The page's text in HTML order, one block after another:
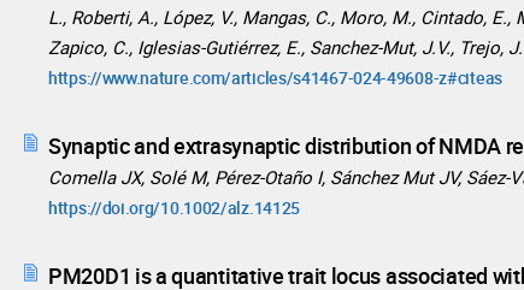
L., Roberti, A., López, V., Mangas, C., Moro, M., Cintado,
Zapico, C., Iglesias-Gutiérrez, E., Sanchez-Mut, J.V., Trejo,
https://www.nature.com/articles/s41467-024-49608-z#citeas
Synaptic and extrasynaptic distribution of NMDA
Comella JX, Solé M, Pérez-Otaño I, Sánchez Mut JV, Sáez-
https://doi.org/10.1002/alz.14125
PM20D1 is a quantitative trait locus associated